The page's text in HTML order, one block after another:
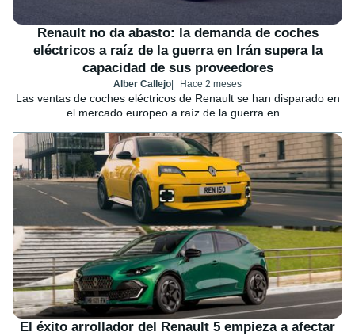
Renault no da abasto: la demanda de coches
eléctricos a raíz de la guerra en Irán supera la
capacidad de sus proveedores
Alber Callejo Hace 2 meses
Las ventas de coches eléctricos de Renault se han disparado en
el mercado europeo a raíz de la guerra en...
El éxito arrollador del Renault 5 empieza a afectar